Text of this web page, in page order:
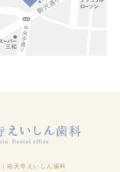
｜祐天寺えいしん歯科